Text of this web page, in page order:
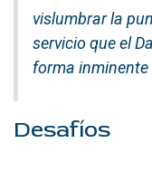
vislumbrar la
servicio que el
forma inminente
Desafíos